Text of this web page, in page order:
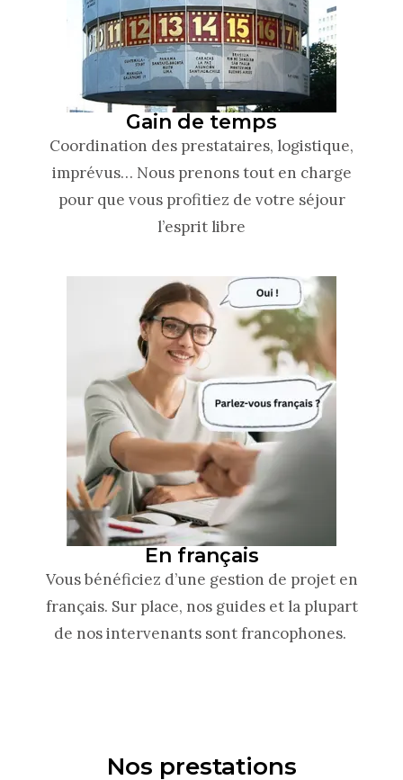
Gain de temps
Coordination des prestataires, logistique,
imprévus… Nous prenons tout en charge
pour que vous profitiez de votre séjour
l’esprit libre
En français
Vous bénéficiez d’une gestion de projet en
français. Sur place, nos guides et la plupart
de nos intervenants sont francophones.
Nos prestations